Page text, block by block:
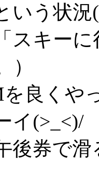
いう状況
スキー
良くや
イ(>_<)/
後券で滑